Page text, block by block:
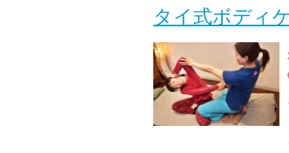
タイ式ボディ